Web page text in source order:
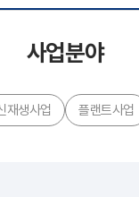
사업분야
재생사업 플랜트사업